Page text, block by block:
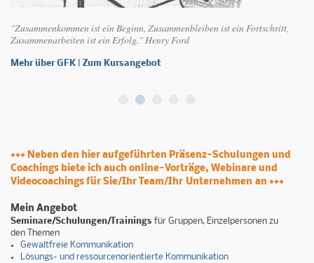
"Zusammenkommen ist ein Beginn, Zusammenbleiben ist ein Fortschritt,
Zusammenarbeiten ist ein Erfolg." Henry Ford
Mehr über GFK Zum Kursangebot
+++ Neben den hier aufgeführten Präsenz-Schulungen und
Coachings biete ich auch online-Vorträge, Webinare und
Videocoachings für Sie/Ihr Team/Ihr Unternehmen an +++
Mein Angebot
Seminare/Schulungen/Trainings für Gruppen, Einzelpersonen zu
den Themen
Gewaltfreie Kommunikation
Lösungs- und ressourcenorientierte Kommunikation